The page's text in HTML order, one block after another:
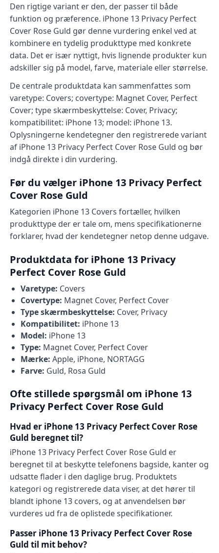
Den rigtige variant er den, der passer til både
funktion og præference. iPhone 13 Privacy Perfect
Cover Rose Guld gør denne vurdering enkel ved at
kombinere en tydelig produkttype med konkrete
data. Det er især nyttigt, hvis lignende produkter kun
adskiller sig på model, farve, materiale eller størrelse.
De centrale produktdata kan sammenfattes som
varetype: Covers; covertype: Magnet Cover, Perfect
Cover; type skærmbeskyttelse: Cover, Privacy;
kompatibilitet: iPhone 13; model: iPhone 13.
Oplysningerne kendetegner den registrerede variant
af iPhone 13 Privacy Perfect Cover Rose Guld og bør
indgå direkte i din vurdering.
Før du vælger iPhone 13 Privacy Perfect
Cover Rose Guld
Kategorien iPhone 13 Covers fortæller, hvilken
produkttype der er tale om, mens specifikationerne
forklarer, hvad der kendetegner netop denne udgave.
Produktdata for iPhone 13 Privacy
Perfect Cover Rose Guld
Varetype: Covers
Covertype: Magnet Cover, Perfect Cover
Type skærmbeskyttelse: Cover, Privacy
Kompatibilitet: iPhone 13
Model: iPhone 13
Type: Magnet Cover, Perfect Cover
Mærke: Apple, iPhone, NORTAGG
Farve: Guld, Rosa Guld
Ofte stillede spørgsmål om iPhone 13
Privacy Perfect Cover Rose Guld
Hvad er iPhone 13 Privacy Perfect Cover Rose
Guld beregnet til?
iPhone 13 Privacy Perfect Cover Rose Guld er
beregnet til at beskytte telefonens bagside, kanter og
udsatte flader i den daglige brug. Produktets
kategori og registrerede data viser, at det hører til
blandt iphone 13 covers, og at anvendelsen bør
vurderes ud fra de oplistede specifikationer.
Passer iPhone 13 Privacy Perfect Cover Rose
Guld til mit behov?